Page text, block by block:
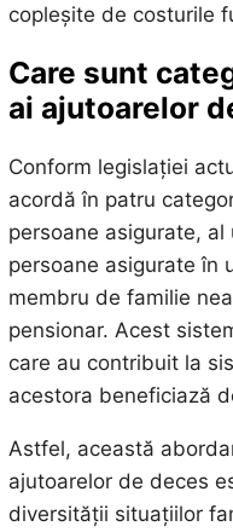
copleșite de costurile
Care sunt
ai ajutoarelor
Conform legislației
acordă în patru
persoane asigurate, al
persoane asigurate în
membru de familie
pensionar. Acest
care au contribuit la
acestora beneficiază
Astfel, această
ajutoarelor de deces
diversității situațiilor